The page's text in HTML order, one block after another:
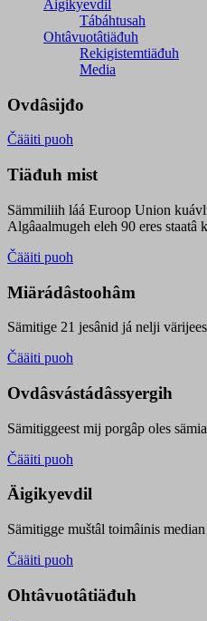
Äigikyevdil
Tábáhtusah
Ohtâvuotâtiäđuh
Rekigistemtiäđuh
Media
Ovdâsijđo
Čääiti puoh
Tiäđuh mist
Sämmiliih láá Euroop Union
Algâaalmugeh eleh 90 eres staatâ
Čääiti puoh
Miärádâstoohâm
Sämitige 21 jesânid já nelji
Čääiti puoh
Ovdâsvástádâssyergih
Sämitiggeest mij porgâp oles
Čääiti puoh
Äigikyevdil
Sämitigge muštâl toimâinis
Čääiti puoh
Ohtâvuotâtiäđuh